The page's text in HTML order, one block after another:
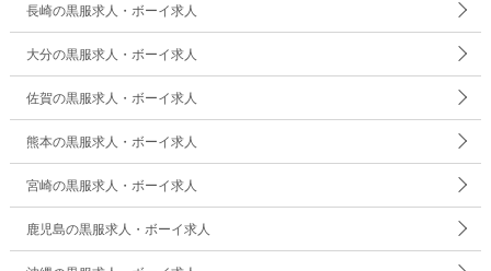
長崎の黒服求人・ボーイ求人
大分の黒服求人・ボーイ求人
佐賀の黒服求人・ボーイ求人
熊本の黒服求人・ボーイ求人
宮崎の黒服求人・ボーイ求人
鹿児島の黒服求人・ボーイ求人